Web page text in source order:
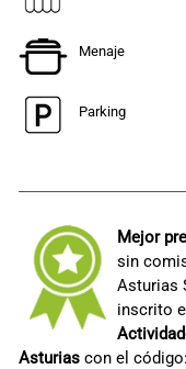
Menaje
Parking
Mejor
sin
Asturias
inscrito
Asturias con el código: